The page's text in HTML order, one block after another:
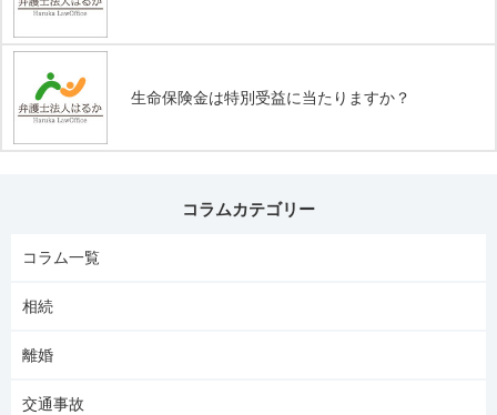
生命保険金は特別受益に当たりますか？
コラムカテゴリー
コラム一覧
相続
離婚
交通事故